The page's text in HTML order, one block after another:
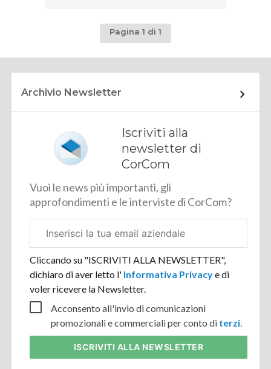
Pagina 1 di 1
Archivio Newsletter
Iscriviti alla
newsletter di
CorCom
Vuoi le news più importanti, gli
approfondimenti e le interviste di CorCom?
aziendale
Cliccando su "ISCRIVITI ALLA NEWSLETTER",
dichiaro di aver letto l' Informativa Privacye di
voler ricevere la Newsletter.
Acconsento all'invio di comunicazioni
promozionali e commerciali per conto di terzi.
ISCRIVITI ALLA NEWSLETTER